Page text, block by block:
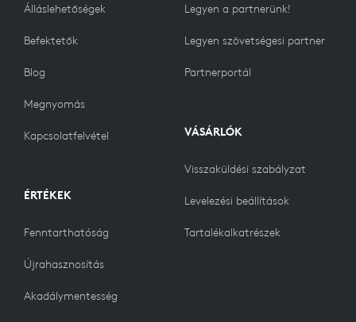
Álláslehetőségek
Befektetők
Blog
Megnyomás
Kapcsolatfelvétel
ÉRTÉKEK
Fenntarthatóság
Újrahasznosítás
Akadálymentesség
Legyen a partnerünk!
Legyen szövetségesi partner
Partnerportál
VÁSÁRLÓK
Visszaküldési szabályzat
Levelezési beállítások
Tartalékalkatrészek